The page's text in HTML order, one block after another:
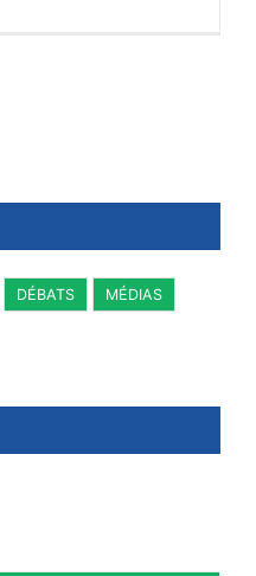
DÉBATS MÉDIAS